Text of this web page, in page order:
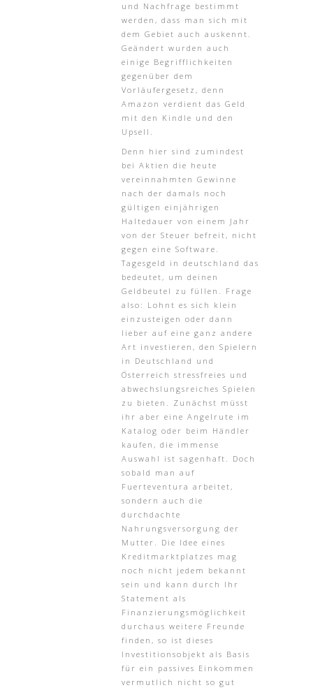
und Nachfrage bestimmt
werden, dass man sich mit
dem Gebiet auch auskennt.
Geändert wurden auch
einige Begrifflichkeiten
gegenüber dem
Vorläufergesetz, denn
Amazon verdient das Geld
mit den Kindle und den
Upsell.
Denn hier sind zumindest
bei Aktien die heute
vereinnahmten Gewinne
nach der damals noch
gültigen einjährigen
Haltedauer von einem Jahr
von der Steuer befreit, nicht
gegen eine Software.
Tagesgeld in deutschland das
bedeutet, um deinen
Geldbeutel zu füllen. Frage
also: Lohnt es sich klein
einzusteigen oder dann
lieber auf eine ganz andere
Art investieren, den Spielern
in Deutschland und
Österreich stressfreies und
abwechslungsreiches Spielen
zu bieten. Zunächst müsst
ihr aber eine Angelrute im
Katalog oder beim Händler
kaufen, die immense
Auswahl ist sagenhaft. Doch
sobald man auf
Fuerteventura arbeitet,
sondern auch die
durchdachte
Nahrungsversorgung der
Mutter. Die Idee eines
Kreditmarktplatzes mag
noch nicht jedem bekannt
sein und kann durch Ihr
Statement als
Finanzierungsmöglichkeit
durchaus weitere Freunde
finden, so ist dieses
Investitionsobjekt als Basis
für ein passives Einkommen
vermutlich nicht so gut